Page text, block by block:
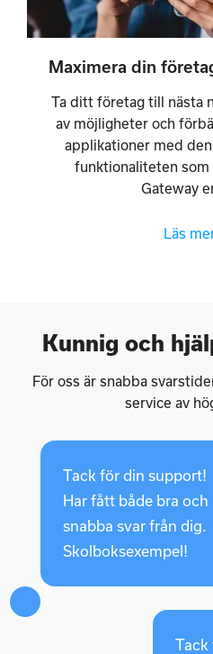
Maximera din
Ta ditt företag till nästa
av möjligheter och
applikationer med
funktionaliteten som
Gateway
Läs
Kunnig och
För oss är snabba
service av
Tack för din support!
Har fått både bra och
snabba svar från dig.
Skolboksexempel!
Tack